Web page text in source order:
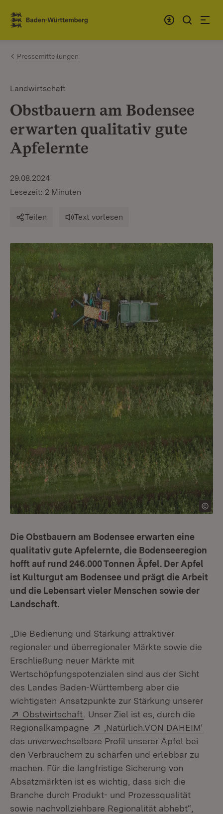
Zum Inhalt springen
Link zur Startseite
Pressemitteilungen
Landwirtschaft
Obstbauern am Bodensee
erwarten qualitativ gute
Apfelernte
29.08.2024
Lesezeit: 2 Minuten
Teilen Text vorlesen
Die Obstbauern am Bodensee erwarten eine
qualitativ gute Apfelernte, die Bodenseeregion
hofft auf rund 246.000 Tonnen Äpfel. Der Apfel
ist Kulturgut am Bodensee und prägt die Arbeit
und die Lebensart vieler Menschen sowie der
Landschaft.
„Die Bedienung und Stärkung attraktiver
regionaler und überregionaler Märkte sowie die
Erschließung neuer Märkte mit
Wertschöpfungspotenzialen sind aus der Sicht
des Landes Baden-Württemberg aber die
wichtigsten Ansatzpunkte zur Stärkung unserer
Extern:
Obstwirtschaft (Öffnet in neuem Fenster)
. Unser Ziel ist es, durch die
Regionalkampagne
Extern:
,Natürlich.VON DAHEIM‘
das unverwechselbare Profil unserer Äpfel bei
den Verbrauchern zu schärfen und erlebbar zu
machen. Für die langfristige Sicherung von
Absatzmärkten ist es wichtig, dass sich die
Branche durch Produkt- und Prozessqualität
sowie nachvollziehbare Regionalität abhebt“,